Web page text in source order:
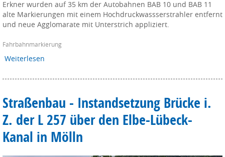
Erkner wurden auf 35 km der Autobahnen BAB 10 und BAB 11
alte Markierungen mit einem Hochdruckwassserstrahler entfernt
und neue Agglomarate mit Unterstrich appliziert.
Fahrbahnmarkierung
Weiterlesen
Straßenbau - Instandsetzung Brücke i.
Z. der L 257 über den Elbe-Lübeck-
Kanal in Mölln